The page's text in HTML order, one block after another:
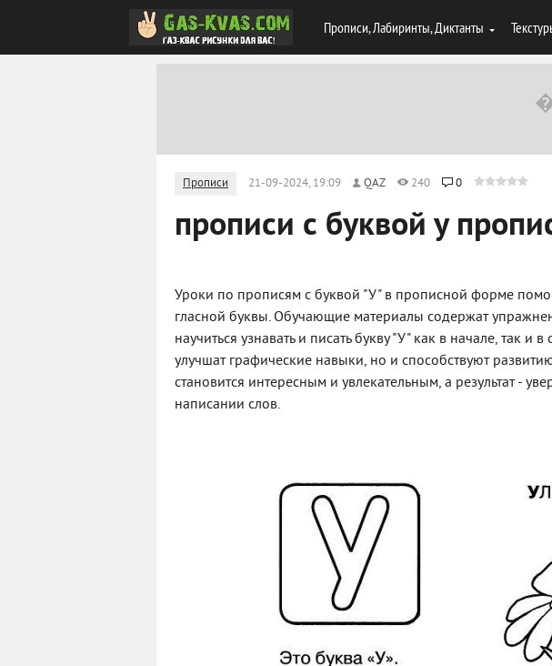
Прописи, Лабиринты, Диктанты
Прописи 21-09-2024, 19:09 QAZ 240 0
прописи с буквой у
Уроки по прописям с буквой "У" в прописной форме
гласной буквы. Обучающие материалы содержат
научиться узнавать и писать букву "У" как в начале, так
улучшат графические навыки, но и способствуют
становится интересным и увлекательным, а результат -
написании слов.